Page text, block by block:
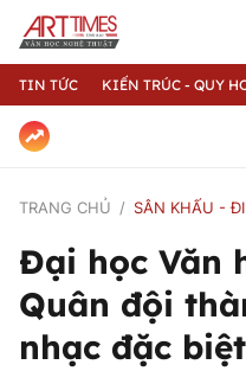
TIN TỨC KIẾN TRÚC - QUY
TRANG CHỦ SÂN KHẤU -
Đại học Văn
Quân đội
nhạc đặc